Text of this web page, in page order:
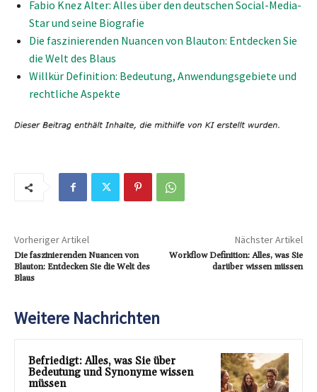
Fabio Knez Alter: Alles über den deutschen Social-Media-
Star und seine Biografie
Die faszinierenden Nuancen von Blauton: Entdecken Sie
die Welt des Blaus
Willkür Definition: Bedeutung, Anwendungsgebiete und
rechtliche Aspekte
Vorheriger Artikel
Die faszinierenden Nuancen von
Blauton: Entdecken Sie die Welt des
Blaus
Nächster Artikel
Workflow Definition: Alles, was Sie
darüber wissen müssen
Weitere Nachrichten
Befriedigt: Alles, was Sie über
Bedeutung und Synonyme wissen
müssen